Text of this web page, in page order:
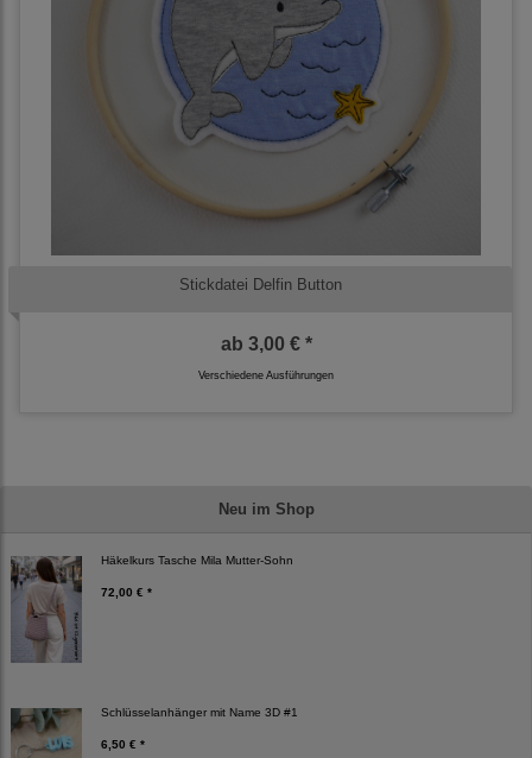
Neu im Shop
Häkelkurs Tasche Mila Mutter-Sohn
72,00 € *
Schlüsselanhänger mit Name 3D #1
6,50 € *
Stickdatei Delfin Button
ab 3,00 € *
Verschiedene Ausführungen